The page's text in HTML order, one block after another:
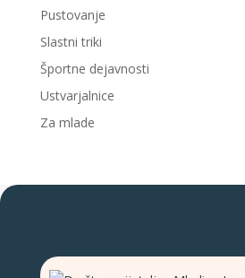
Pustovanje
Slastni triki
Športne dejavnosti
Ustvarjalnice
Za mlade